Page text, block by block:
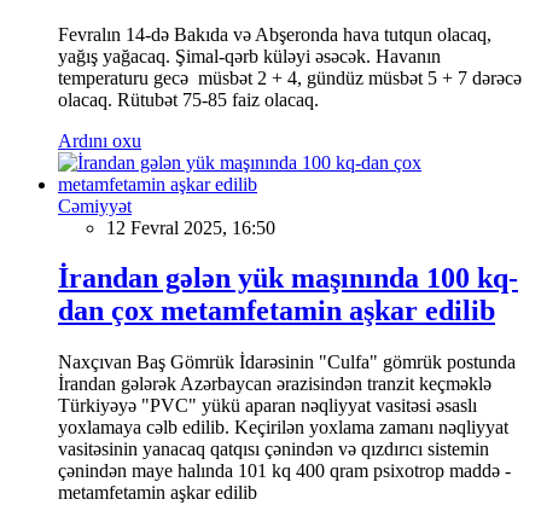
Fevralın 14-də Bakıda və Abşeronda hava tutqun olacaq,
yağış yağacaq. Şimal-qərb küləyi əsəcək. Havanın
temperaturu gecə müsbət 2 + 4, gündüz müsbət 5 + 7 dərəcə
olacaq. Rütubət 75-85 faiz olacaq.
Ardını oxu
Cəmiyyət
12 Fevral 2025, 16:50
İrandan gələn yük maşınında 100 kq-
dan çox metamfetamin aşkar edilib
Naxçıvan Baş Gömrük İdarəsinin "Culfa" gömrük postunda
İrandan gələrək Azərbaycan ərazisindən tranzit keçməklə
Türkiyəyə "PVC" yükü aparan nəqliyyat vasitəsi əsaslı
yoxlamaya cəlb edilib. Keçirilən yoxlama zamanı nəqliyyat
vasitəsinin yanacaq qatqısı çənindən və qızdırıcı sistemin
çənindən maye halında 101 kq 400 qram psixotrop maddə -
metamfetamin aşkar edilib